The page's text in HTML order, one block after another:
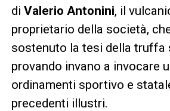
di Valerio Antonini, il
proprietario della società,
sostenuto la tesi della truffa
provando invano a invocare
ordinamenti sportivo e
precedenti illustri.